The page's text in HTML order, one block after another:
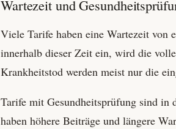
Wartezeit und
Viele Tarife haben eine Wartezeit von
innerhalb dieser Zeit ein, wird die
Krankheits­tod werden meist nur die
Tarife mit Gesundheits­prüfung sind in
haben höhere Beiträge und längere